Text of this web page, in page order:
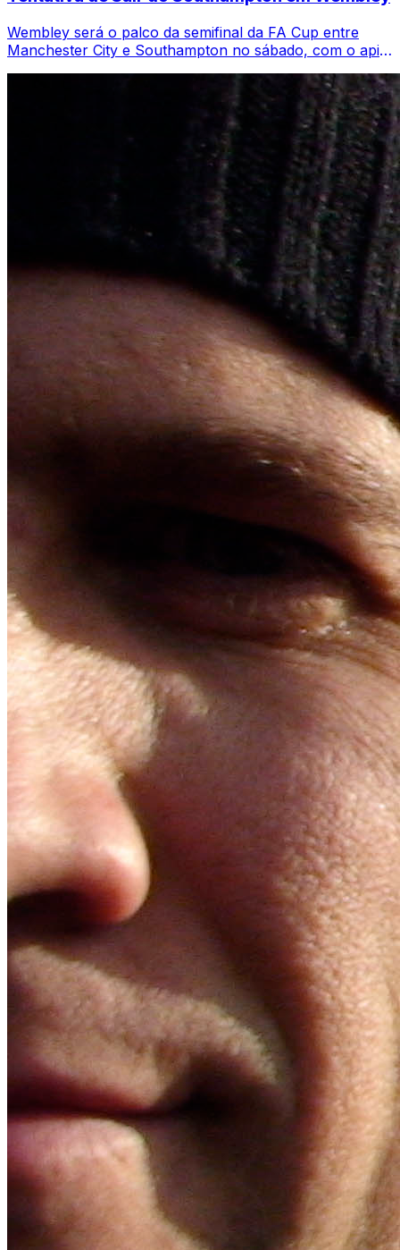
Wembley será o palco da semifinal da FA Cup entre
Manchester City e Southampton no sábado, com o apito